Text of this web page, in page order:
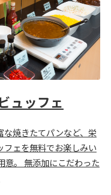
ュッフェ
焼きたてパンなど、栄
ェを無料でお楽しみい
意。 無添加にこだわった